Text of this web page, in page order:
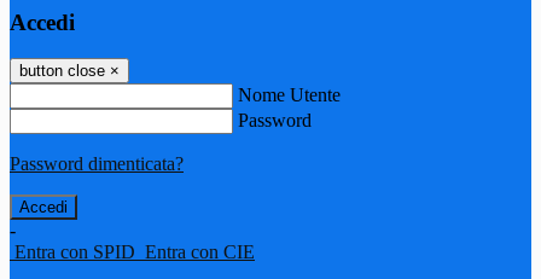
Accedi
button close ×
Nome Utente
Password
Password dimenticata?
-
Entra con SPID Entra con CIE